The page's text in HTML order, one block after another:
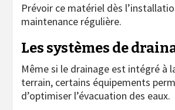
Prévoir ce matériel dès
maintenance régulière.
Les systèmes de
Même si le drainage est intégré à
terrain, certains équipements
d’optimiser l’évacuation des eaux.